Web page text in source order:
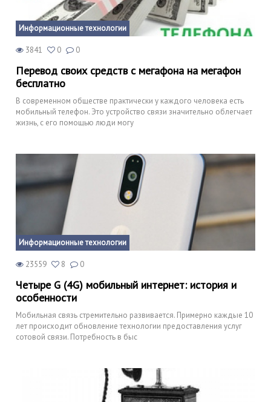
Информационные технологии
3841 0 0
Перевод своих средств с мегафона на мегафон
бесплатно
В современном обществе практически у каждого человека есть
мобильный телефон. Это устройство связи значительно облегчает
жизнь, с его помощью люди могу
Информационные технологии
23559 8 0
Четыре G (4G) мобильный интернет: история и
особенности
Мобильная связь стремительно развивается. Примерно каждые 10
лет происходит обновление технологии предоставления услуг
сотовой связи. Потребность в быс